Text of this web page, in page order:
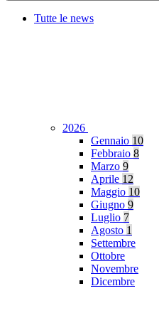
Tutte le news
2026
Gennaio 10
Febbraio 8
Marzo 9
Aprile 12
Maggio 10
Giugno 9
Luglio 7
Agosto 1
Settembre
Ottobre
Novembre
Dicembre